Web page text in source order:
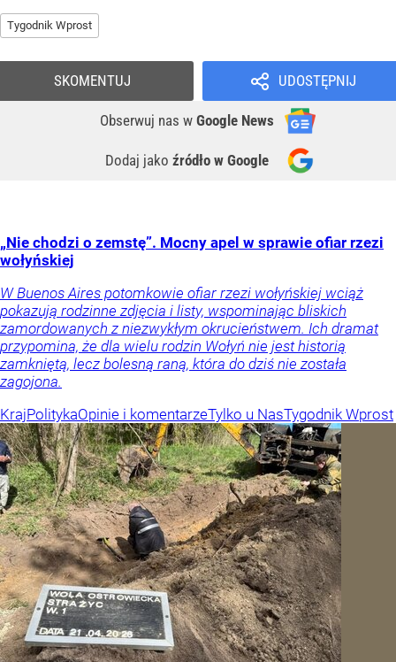
Tygodnik Wprost
UDOSTĘPNIJ
Obserwuj nas w Google News
Dodaj jako źródło w Google
SKOMENTUJ
„Nie chodzi o zemstę”. Mocny apel w sprawie ofiar rzezi
wołyńskiej
W Buenos Aires potomkowie ofiar rzezi wołyńskiej wciąż
pokazują rodzinne zdjęcia i listy, wspominając bliskich
zamordowanych z niezwykłym okrucieństwem. Ich dramat
przypomina, że dla wielu rodzin Wołyń nie jest historią
zamkniętą, lecz bolesną raną, która do dziś nie została
zagojona.
KrajPolitykaOpinie i komentarzeTylko u NasTygodnik Wprost